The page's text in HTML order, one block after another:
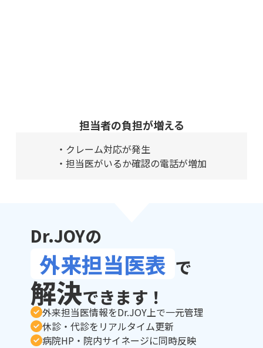
担当者の負担が増える
・クレーム対応が発生
・担当医がいるか確認の電話が増加
Dr.JOYの
外来担当医表 で
解決できます！
外来担当医情報をDr.JOY上で一元管理
休診・代診をリアルタイム更新
病院HP・院内サイネージに同時反映